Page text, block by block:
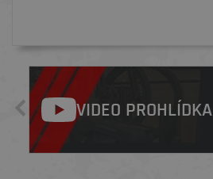
VIDEO PROHLÍDKA